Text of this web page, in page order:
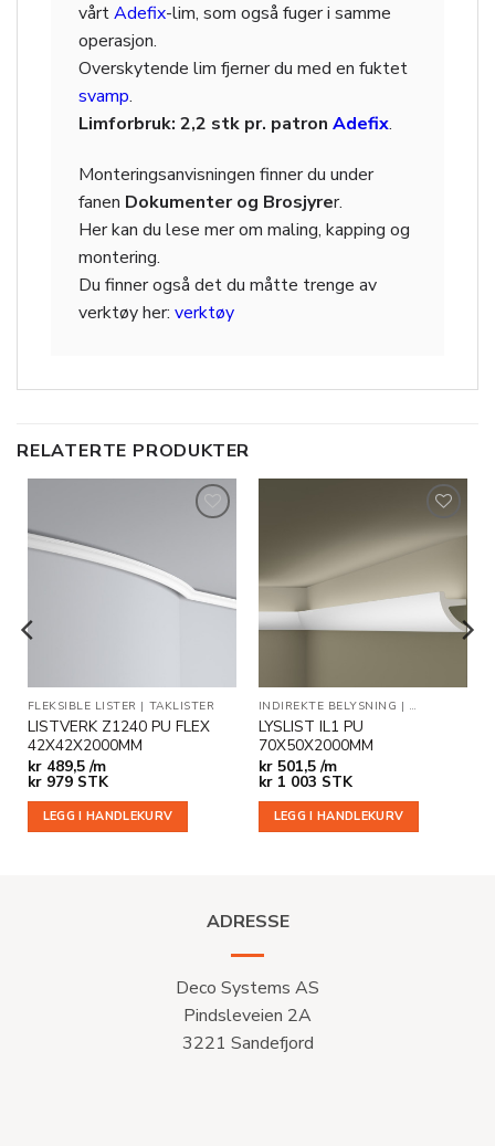
vårtAdefix-lim, som også fuger i samme
operasjon.
Overskytende lim fjerner du med en fuktet
svamp.
Limforbruk: 2,2 stk pr. patron Adefix.
Monteringsanvisningen finner du under
fanen Dokumenter og Brosjyrer.
Her kan du lese mer om maling, kapping og
montering.
Du finner også det du måtte trenge av
verktøy her: verktøy
RELATERTE PRODUKTER
ønskeliste
FLEKSIBLE LISTER | TAKLISTER
LISTVERK Z1240 PU FLEX
42X42X2000MM
kr489,5 /m
kr979 STK
LEGG I HANDLEKURV
INDIREKTE BELYSNING | TAKLISTER
LYSLIST IL1 PU
70X50X2000MM
kr501,5 /m
kr1 003 STK
LEGG I HANDLEKURV
ADRESSE
Deco Systems AS
Pindsleveien 2A
3221 Sandefjord